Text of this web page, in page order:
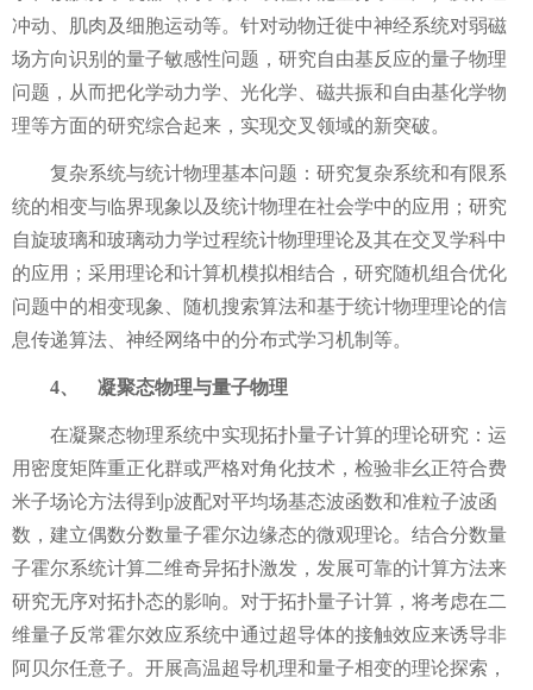
冲动、肌肉及细胞运动等。针对动物迁徙中神经系统对弱磁
场方向识别的量子敏感性问题，研究自由基反应的量子物理
问题，从而把化学动力学、光化学、磁共振和自由基化学物
理等方面的研究综合起来，实现交叉领域的新突破。
复杂系统与统计物理基本问题：研究复杂系统和有限系
统的相变与临界现象以及统计物理在社会学中的应用；研究
自旋玻璃和玻璃动力学过程统计物理理论及其在交叉学科中
的应用；采用理论和计算机模拟相结合，研究随机组合优化
问题中的相变现象、随机搜索算法和基于统计物理理论的信
息传递算法、神经网络中的分布式学习机制等。
4、 凝聚态物理与量子物理
在凝聚态物理系统中实现拓扑量子计算的理论研究：运
用密度矩阵重正化群或严格对角化技术，检验非幺正符合费
米子场论方法得到 p波配对平均场基态波函数和准粒子波函
数，建立偶数分数量子霍尔边缘态的微观理论。结合分数量
子霍尔系统计算二维奇异拓扑激发，发展可靠的计算方法来
研究无序对拓扑态的影响。对于拓扑量子计算，将考虑在二
维量子反常霍尔效应系统中通过超导体的接触效应来诱导非
阿贝尔任意子。开展高温超导机理和量子相变的理论探索，